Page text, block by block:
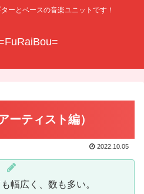
ーとベースの音楽ユニットです！
ーティスト編）
2022.10.05
幅広く、数も多い。